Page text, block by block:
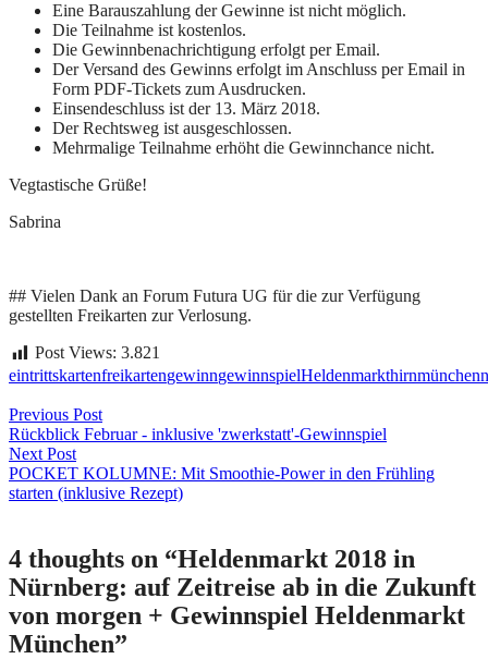
Eine Barauszahlung der Gewinne ist nicht möglich.
Die Teilnahme ist kostenlos.
Die Gewinnbenachrichtigung erfolgt per Email.
Der Versand des Gewinns erfolgt im Anschluss per Email in
Form PDF-Tickets zum Ausdrucken.
Einsendeschluss ist der 13. März 2018.
Der Rechtsweg ist ausgeschlossen.
Mehrmalige Teilnahme erhöht die Gewinnchance nicht.
Vegtastische Grüße!
Sabrina
## Vielen Dank an Forum Futura UG für die zur Verfügung
gestellten Freikarten zur Verlosung.
Post Views: 3.821
eintrittskartenfreikartengewinngewinnspielHeldenmarkthirnmünchen
Previous Post
Rückblick Februar - inklusive 'zwerkstatt'-Gewinnspiel
Next Post
POCKET KOLUMNE: Mit Smoothie-Power in den Frühling
starten (inklusive Rezept)
4 thoughts on “Heldenmarkt 2018 in
Nürnberg: auf Zeitreise ab in die Zukunft
von morgen + Gewinnspiel Heldenmarkt
München”